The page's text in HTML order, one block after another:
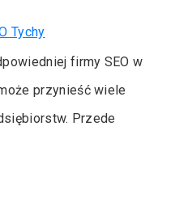
Tychy
firmy SEO w
przynieść wiele
Przede